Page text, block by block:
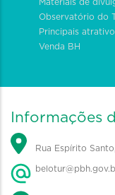
Materiais de
Observatório do
Principais
Venda BH
Informações
Rua Espírito